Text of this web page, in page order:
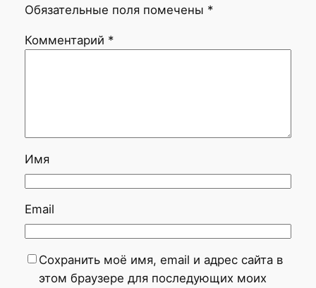
Обязательные поля помечены *
Комментарий *
Имя
Email
Сохранить моё имя, email и адрес сайта в
этом браузере для последующих моих